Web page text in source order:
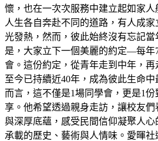
懷，也在一次次服務中建立起如家人
人生各自奔赴不同的道路，有人成
光發熱，然而，彼此始終沒有忘記
是，大家立下一個美麗的約定—每年
會。這份約定，從青年走到中年，再
至今已持續近40年，成為彼此生命
而言，這不僅是1場同學會，更是1
享。他希望透過親身走訪，讓校友
與深厚底蘊，感受民間信仰凝聚人
承載的歷史、藝術與人情味。愛暉